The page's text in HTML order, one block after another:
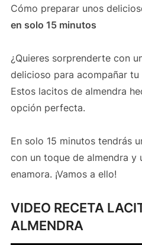
Cómo preparar unos
en solo 15 minutos
¿Quieres sorprenderte con
delicioso para acompañar
Estos lacitos de almendra
opción perfecta.
En solo 15 minutos tendrás
con un toque de almendra y
enamora. ¡Vamos a ello!
VIDEO RECETA
ALMENDRA